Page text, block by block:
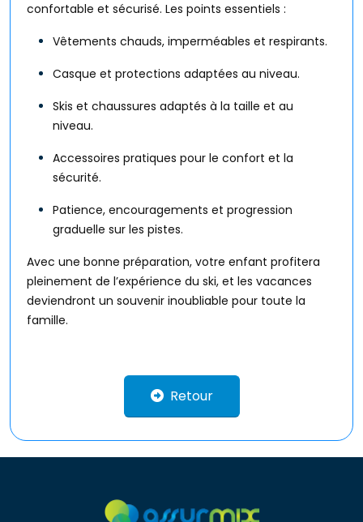
confortable et sécurisé. Les points essentiels :
Vêtements chauds, imperméables et respirants.
Casque et protections adaptées au niveau.
Skis et chaussures adaptés à la taille et au
niveau.
Accessoires pratiques pour le confort et la
sécurité.
Patience, encouragements et progression
graduelle sur les pistes.
Avec une bonne préparation, votre enfant profitera
pleinement de l’expérience du ski, et les vacances
deviendront un souvenir inoubliable pour toute la
famille.
Retour